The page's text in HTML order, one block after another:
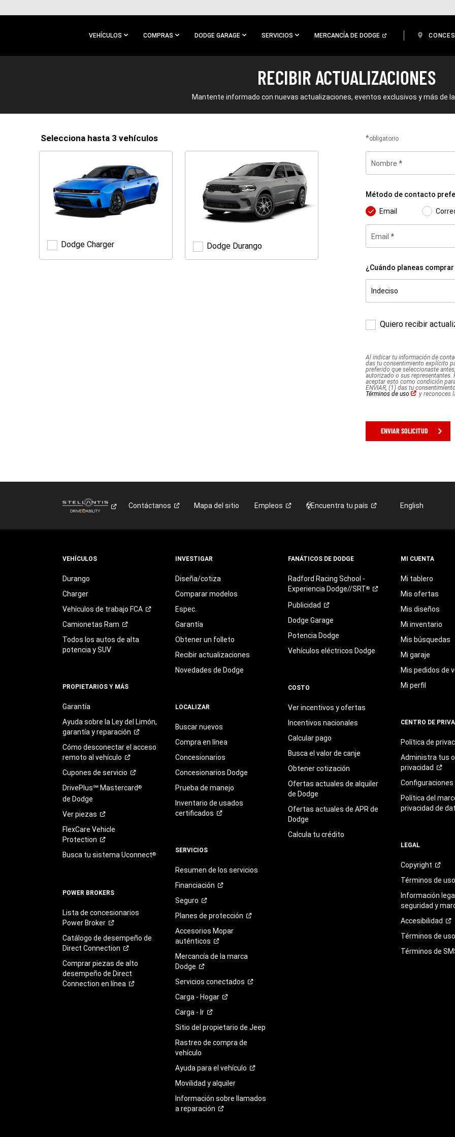
CONTENIDO
VEHÍCULOS COMPRAS DODGE GARAGE SERVICIOS MERCANCÍA DE DODGE
RECIBIR ACTUALIZACIONES
Mantente informado con nuevas actualizaciones, eventos exclusivos y más de la
selecciona hasta 3 vehículos
Dodge Charger
Dodge
Dodge Durango
Dodge
Durango
obligatorio
Nombre
de
preferido
Método de contacto
Email
Email
¿Cuándo planeas
¿Cuándo
planeas
tu
Indeciso
Indeciso
1 mes o menos
2 a 3 meses
4 a 6 meses
7 a 12 meses
1 año +
Quiero recibir
Al indicar tu información de
das tu consentimiento explícito
preferido que seleccionaste
autorizado o sus representantes.
aceptar esto como condición
ENVIAR, (1) das tu
Términos de uso (Abriry reconoces
Contáctanos Mapa del sitio Empleos Encuentra tu país English
VEHÍCULOS
Durango
Charger
Vehículos de trabajo FCA
Camionetas Ram
Todos los autos de alta
potencia y SUV
PROPIETARIOS Y MÁS
Garantía
Ayuda sobre la Ley del Limón,
garantía yreparación
Cómo desconectar el acceso
remoto al vehículo
Cupones de servicio
DrivePlus℠ Mastercard®
de Dodge
Verpiezas
FlexCare Vehicle
Protection
Busca tu sistema Uconnect®
POWER BROKERS
Lista de concesionarios
Power Broker
Catálogo de desempeño de
Direct Connection
Comprar piezas de alto
desempeño de Direct
Connection en línea
INVESTIGAR
Diseña/cotiza
Comparar modelos
Espec.
Garantía
Obtener un folleto
Recibir actualizaciones
Novedades de Dodge
LOCALIZAR
Buscar nuevos
Compra en línea
Concesionarios
Concesionarios Dodge
Prueba de manejo
Inventario de usados
certificados
SERVICIOS
Resumen de los servicios
Financiación
Seguro
Planes de protección
Accesorios Mopar
auténticos
Mercancía de la marca
Dodge
Servicios conectados
Carga - Hogar
Carga - Ir
Sitio del propietario de Jeep
Rastreo de compra de
vehículo
Ayuda para el vehículo
Movilidad y alquiler
Información sobre llamados
a reparación
FANÁTICOS DE DODGE
Radford Racing School -
Experiencia Dodge//SRT®
Publicidad
Dodge Garage
Potencia Dodge
Vehículos eléctricos Dodge
COSTO
Ver incentivos y ofertas
Incentivos nacionales
Calcular pago
Busca el valor de canje
Obtener cotización
Ofertas actuales de alquiler
de Dodge
Ofertas actuales de APR de
Dodge
Calcula tu crédito
MI CUENTA
Mi tablero
Mis ofertas
Mis diseños
Mi inventario
Mis búsquedas
Mi garaje
Mis pedidos de
Mi perfil
CENTRO DE
Política de
Administra tus
privacidad
Configuraciones
Política del
privacidad de
LEGAL
Copyright
Términos deuso
Información
seguridad y
Accesibilidad
Términos de
Términos de